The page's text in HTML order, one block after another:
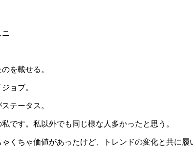
ニ
を載せる。
ョブ。
テータス。
です。私以外でも同じ様な人多かったと思う。
くちゃ価値があったけど、トレンドの変化と共に履